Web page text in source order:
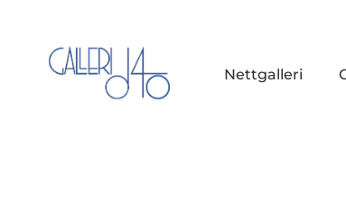
Nettgalleri